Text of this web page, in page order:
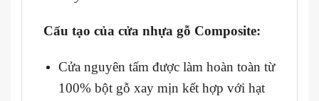
Cấu tạo của cửa nhựa gỗ Composite:
Cửa nguyên tấm được làm hoàn toàn từ
100% bột gỗ xay mịn kết hợp với hạt